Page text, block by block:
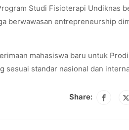
Studi Fisioterapi Undiknas
berwawasan entrepreneurship
mahasiswa baru untuk Prodi
sesuai standar nasional dan
Share: